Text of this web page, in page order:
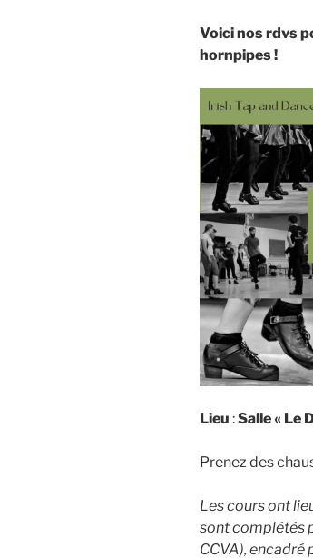
Voici nos rdvs
hornpipes !
Lieu :Salle « Le
Prenez des
Les cours ont
sont complétés
CCVA), encadré